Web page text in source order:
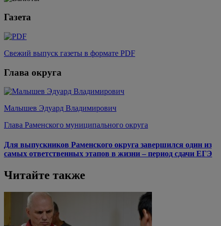
Газета
Свежий выпуск газеты в формате PDF
Глава округа
Малышев Эдуард Владимирович
Глава Раменского муниципального округа
Для выпускников Раменского округа завершился один из
самых ответственных этапов в жизни – период сдачи ЕГЭ
Читайте также